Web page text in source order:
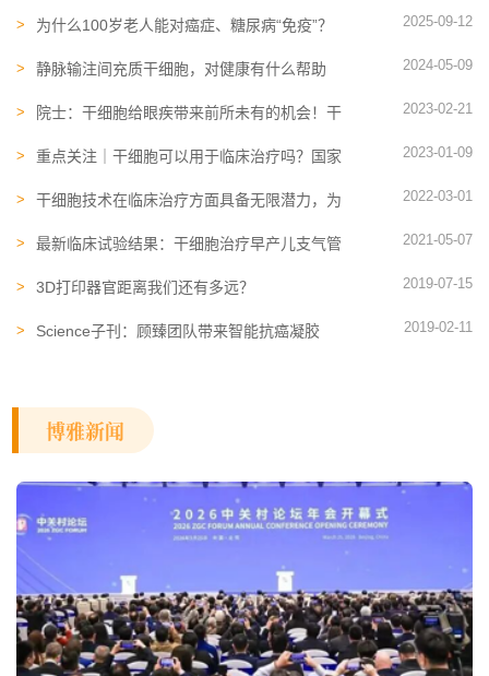
为什么100岁老人能对癌症、糖尿病“免疫”？
2025-09-12
静脉输注间充质干细胞，对健康有什么帮助
2024-05-09
院士：干细胞给眼疾带来前所未有的机会！干
2023-02-21
重点关注｜干细胞可以用于临床治疗吗？国家
2023-01-09
干细胞技术在临床治疗方面具备无限潜力，为
2022-03-01
最新临床试验结果：干细胞治疗早产儿支气管
2021-05-07
3D打印器官距离我们还有多远？ 2019-07-15
Science子刊：顾臻团队带来智能抗癌凝胶 2019-02-11
博雅新闻